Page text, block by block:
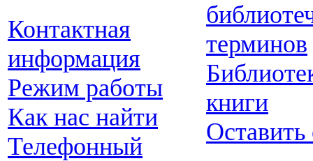
Контактная
информация
Режим работы
Как нас найти
Телефонный
терминов
книги
Оставить